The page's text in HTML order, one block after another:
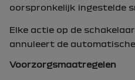
oorspronkelijk ingestelde
Elke actie op de schakelaar
annuleert de
Voorzorgsmaatregelen